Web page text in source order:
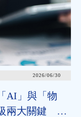
2026/06/30
AI」與「物
兩大關鍵 近